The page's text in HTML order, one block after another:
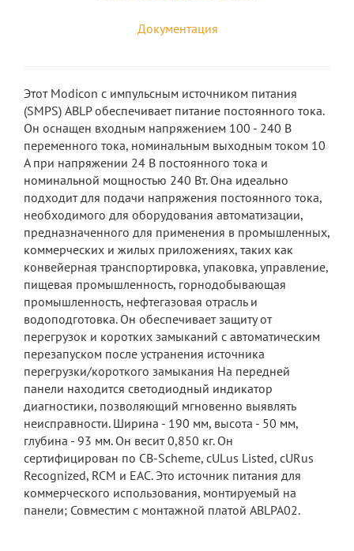
Документация
Этот Modicon с импульсным источником питания
(SMPS) ABLP обеспечивает питание постоянного тока.
Он оснащен входным напряжением 100 - 240 В
переменного тока, номинальным выходным током 10
А при напряжении 24 В постоянного тока и
номинальной мощностью 240 Вт. Она идеально
подходит для подачи напряжения постоянного тока,
необходимого для оборудования автоматизации,
предназначенного для применения в промышленных,
коммерческих и жилых приложениях, таких как
конвейерная транспортировка, упаковка, управление,
пищевая промышленность, горнодобывающая
промышленность, нефтегазовая отрасль и
водоподготовка. Он обеспечивает защиту от
перегрузок и коротких замыканий с автоматическим
перезапуском после устранения источника
перегрузки/короткого замыкания На передней
панели находится светодиодный индикатор
диагностики, позволяющий мгновенно выявлять
неисправности. Ширина - 190 мм, высота - 50 мм,
глубина - 93 мм. Он весит 0,850 кг. Он
сертифицирован по CB-Scheme, cULus Listed, cURus
Recognized, RCM и EAC. Это источник питания для
коммерческого использования, монтируемый на
панели; Совместим с монтажной платой ABLPA02.